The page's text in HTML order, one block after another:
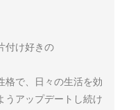
付け好きの
格で、日々の生活を効
うアップデートし続け